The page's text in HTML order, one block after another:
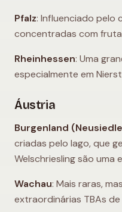
Pfalz: Influenciado pelo
concentradas com
Rheinhessen: Uma
especialmente em
Áustria
Burgenland
criadas pelo lago, que
Welschriesling são uma
Wachau: Mais raras,
extraordinárias TBAs de